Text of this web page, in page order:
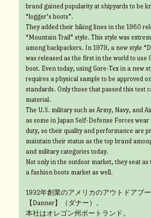
brand gained popularity at shipyards to be
“logger’s boots”.
They added their hiking lines in the 1960
“Mountain Trail” style. This style was
among backpackers. In 1979, a new style
was released as the first in the world to use
boot. Even today, using Gore-Tex in a new
requires a physical sample to be approved
standards. Only those that passed this test
material.
The U.S. military such as Army, Navy, and
as some in Japan Self-Defense Forces
duty, so their quality and performance are
maintain their status as the top brand
and military categories today.
Not only in the outdoor market, they seat as
a fashion boots market as well.
1932年創業のアメリカのアウトドアブ
【Danner】（ダナー）。
本社はオレゴン州ポートランド。